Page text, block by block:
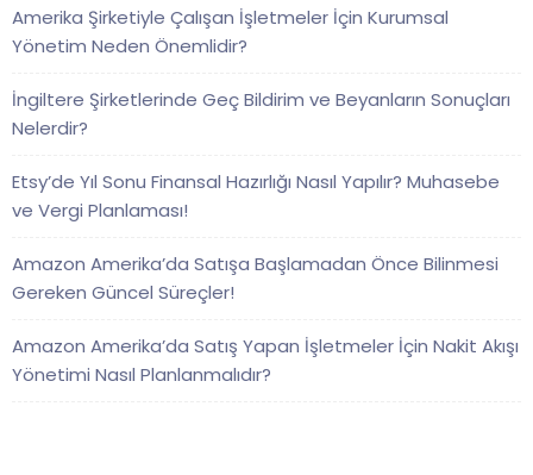
Amerika Şirketiyle Çalışan İşletmeler İçin Kurumsal
Yönetim Neden Önemlidir?
İngiltere Şirketlerinde Geç Bildirim ve Beyanların Sonuçları
Nelerdir?
Etsy’de Yıl Sonu Finansal Hazırlığı Nasıl Yapılır? Muhasebe
ve Vergi Planlaması!
Amazon Amerika’da Satışa Başlamadan Önce Bilinmesi
Gereken Güncel Süreçler!
Amazon Amerika’da Satış Yapan İşletmeler İçin Nakit Akışı
Yönetimi Nasıl Planlanmalıdır?